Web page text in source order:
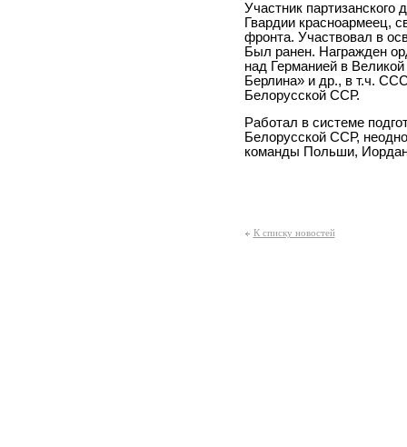
Участник партизанского
Гвардии красноармеец,
фронта. Участвовал в
Был ранен. Награжден
над Германией в Великой
Берлина» и др., в т.ч.
Белорусской ССР.
Работал в системе
Белорусской ССР,
команды Польши,
К списку новостей